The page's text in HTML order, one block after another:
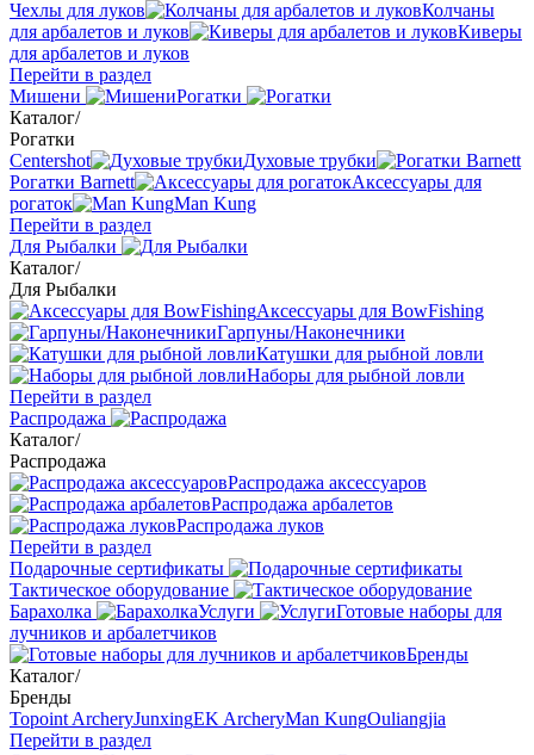
Чехлы для луков
Колчаны
для арбалетов и луков
Киверы
для арбалетов и луков
Перейти в раздел
Мишени
Рогатки
Каталог/
Рогатки
Centershot
Духовые трубки
Рогатки Barnett
Аксессуары для
рогаток
Man Kung
Перейти в раздел
Для Рыбалки
Каталог/
Для Рыбалки
Аксессуары для BowFishing
Гарпуны/Наконечники
Катушки для рыбной ловли
Наборы для рыбной ловли
Перейти в раздел
Распродажа
Каталог/
Распродажа
Распродажа аксессуаров
Распродажа арбалетов
Распродажа луков
Перейти в раздел
Подарочные сертификаты
Тактическое оборудование
Барахолка
Услуги
Готовые наборы для
лучников и арбалетчиков
Бренды
Каталог/
Бренды
Topoint ArcheryJunxingEK ArcheryMan KungOuliangjia
Перейти в раздел